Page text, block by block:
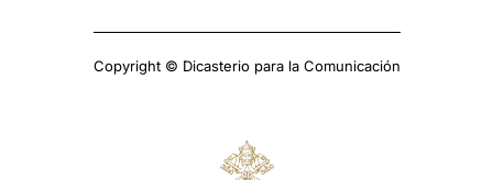
Copyright © Dicasterio para la Comunicación